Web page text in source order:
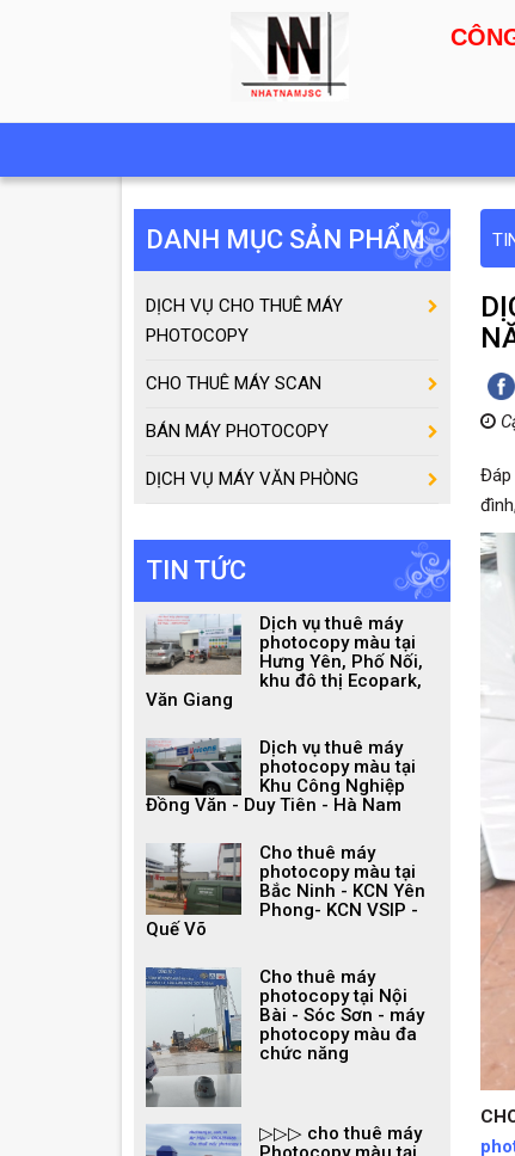
Đáp
DANH MỤC SẢN PHẨM
DỊCH VỤ CHO THUÊ MÁY
PHOTOCOPY
CHO THUÊ MÁY SCAN
BÁN MÁY PHOTOCOPY
DỊCH VỤ MÁY VĂN PHÒNG
TIN TỨC
Dịch vụ thuê máy
photocopy màu tại
Hưng Yên, Phố Nối,
khu đô thị Ecopark,
Văn Giang
Dịch vụ thuê máy
photocopy màu tại
Khu Công Nghiệp
Đồng Văn - Duy Tiên - Hà Nam
Cho thuê máy
photocopy màu tại
Bắc Ninh - KCN Yên
Phong- KCN VSIP -
Quế Võ
Cho thuê máy
photocopy tại Nội
Bài - Sóc Sơn - máy
photocopy màu đa
chức năng
▷▷▷ cho thuê máy